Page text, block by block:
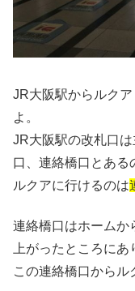
JR大阪駅からルク
よ。
JR大阪駅の改札口
口、連絡橋口とある
ルクアに行けるのは
連絡橋口はホームか
上がったところにあ
この連絡橋口からル